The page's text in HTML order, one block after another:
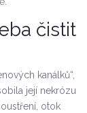
čistit
kanálků“,
její nekrózu
otok